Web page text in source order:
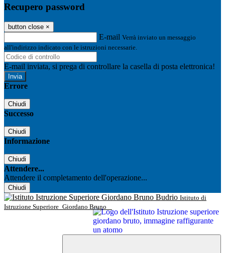
Recupero password
button close ×
E-mail Verrà inviato un messaggio
all'indirizzo indicato con le istruzioni necessarie.
E-mail inviata, si prega di controllare la casella di posta elettronica!
Errore
Chiudi
Successo
Chiudi
Informazione
Chiudi
Attendere...
Attendere il completamento dell'operazione...
Chiudi
Istituto di
Istruzione Superiore Giordano Bruno